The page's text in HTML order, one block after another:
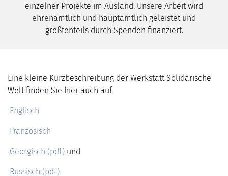
einzelner Projekte im Ausland. Unsere Arbeit wird
ehrenamtlich und hauptamtlich geleistet und
größtenteils durch Spenden finanziert.
Eine kleine Kurzbeschreibung der Werkstatt Solidarische
Welt finden Sie hier auch auf
Englisch
Französisch
Georgisch (pdf) und
Russisch (pdf)